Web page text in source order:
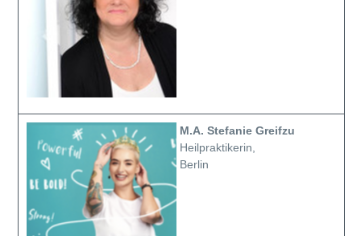
M.A. Stefanie Greifzu
Heilpraktikerin,
Berlin